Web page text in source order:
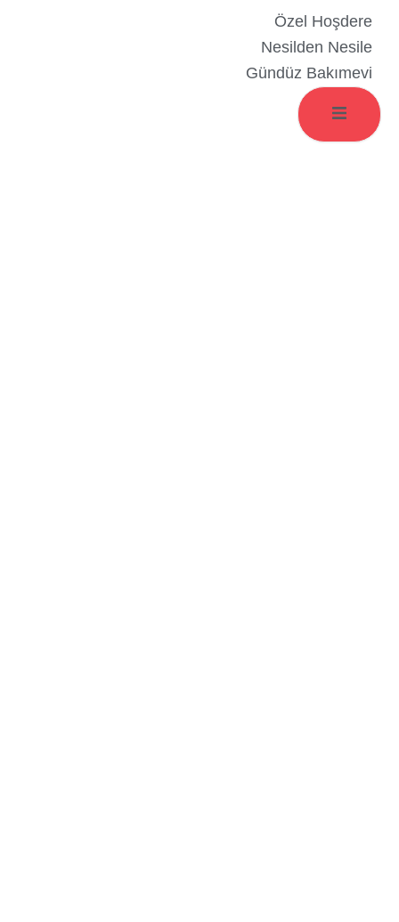
Özel Hoşdere
Nesilden Nesile
Gündüz Bakımevi